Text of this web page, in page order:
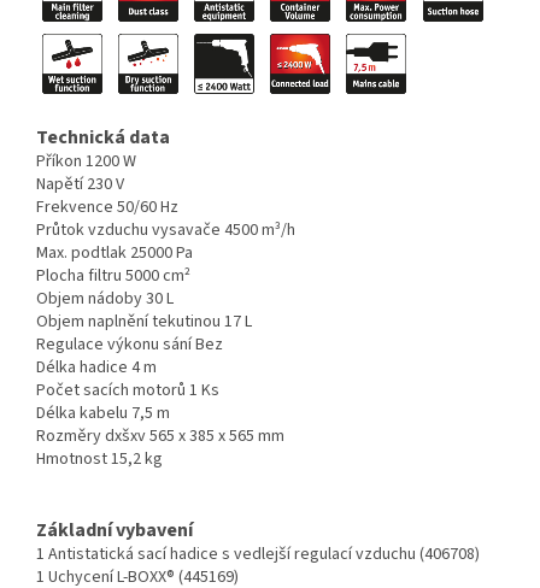
Technická data
Příkon 1200 W
Napětí 230 V
Frekvence 50/60 Hz
Průtok vzduchu vysavače 4500 m³/h
Max. podtlak 25000 Pa
Plocha filtru 5000 cm²
Objem nádoby 30 L
Objem naplnění tekutinou 17 L
Regulace výkonu sání Bez
Délka hadice 4 m
Počet sacích motorů 1 Ks
Délka kabelu 7,5 m
Rozměry dxšxv 565 x 385 x 565 mm
Hmotnost 15,2 kg
Základní vybavení
1 Antistatická sací hadice s vedlejší regulací vzduchu (406708)
1 Uchycení L-BOXX® (445169)